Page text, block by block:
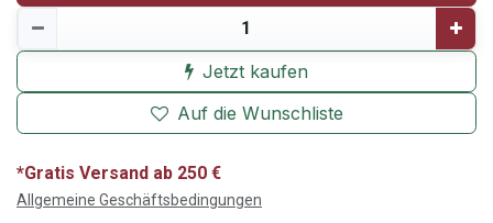
Jetzt kaufen
Auf die Wunschliste
*Gratis Versand ab 250 €
Allgemeine Geschäftsbedingungen